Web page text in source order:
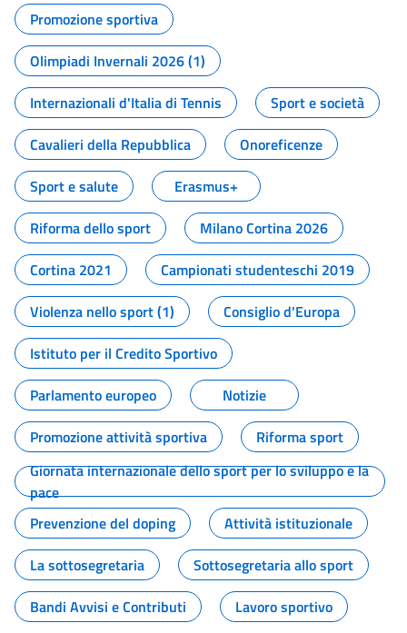
Promozione sportiva
Olimpiadi Invernali 2026 (1)
Internazionali d'Italia di Tennis
Sport e società
Cavalieri della Repubblica
Onoreficenze
Sport e salute
Erasmus+
Riforma dello sport
Milano Cortina 2026
Cortina 2021
Campionati studenteschi 2019
Violenza nello sport (1)
Consiglio d'Europa
Istituto per il Credito Sportivo
Parlamento europeo
Notizie
Promozione attività sportiva
Riforma sport
Giornata internazionale dello sport per lo sviluppo e la
pace
Prevenzione del doping
Attività istituzionale
La sottosegretaria
Sottosegretaria allo sport
Bandi Avvisi e Contributi
Lavoro sportivo